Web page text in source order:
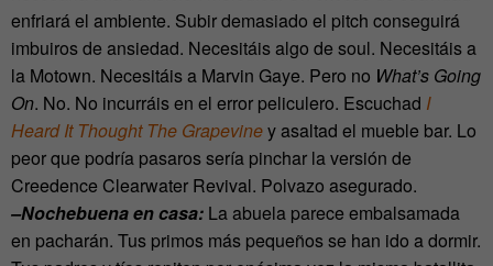
enfriará el ambiente. Subir demasiado el pitch conseguirá
imbuiros de ansiedad. Necesitáis algo de soul. Necesitáis a
la Motown. Necesitáis a Marvin Gaye. Pero no What’s Going
On. No. No incurráis en el error peliculero. Escuchad I
Heard It Thought The Grapeviney asaltad el mueble bar. Lo
peor que podría pasaros sería pinchar la versión de
Creedence Clearwater Revival. Polvazo asegurado.
–Nochebuena en casa: La abuela parece embalsamada
en pacharán. Tus primos más pequeños se han ido a dormir.